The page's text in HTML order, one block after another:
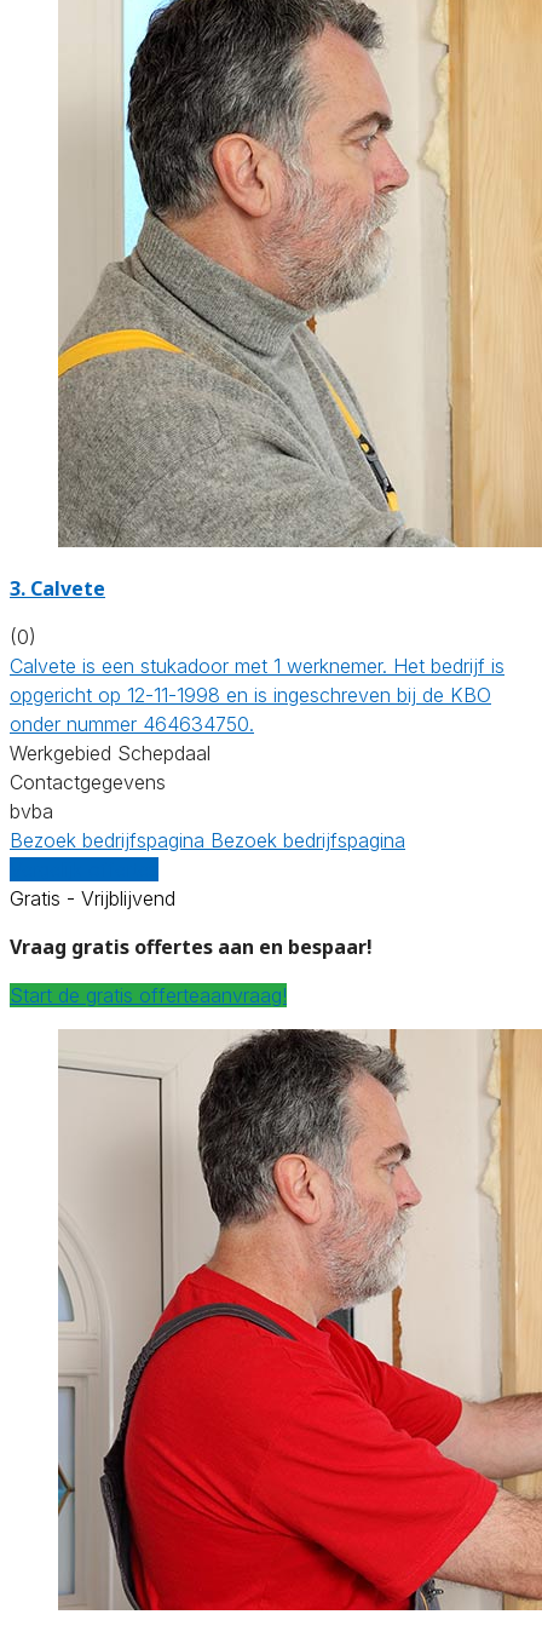
3. Calvete
(0)
Calvete is een stukadoor met 1 werknemer. Het bedrijf is
opgericht op 12-11-1998 en is ingeschreven bij de KBO
onder nummer 464634750.
Werkgebied Schepdaal
Contactgegevens
bvba
Bezoek bedrijfspagina Bezoek bedrijfspagina
Gratis - Vrijblijvend
Vraag gratis offertes aan en bespaar!
Start de gratis offerteaanvraag!